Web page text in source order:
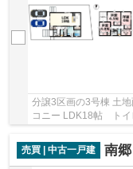
分譲3区画の3号棟 土
コニー LDK18帖 トイ
クルームあり 収納ス
売買 | 中古一戸建
南